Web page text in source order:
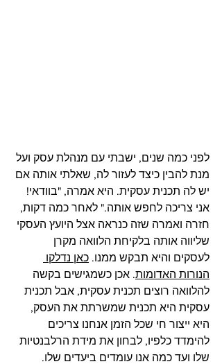
לפני כמה שנים, ישבתי עם מנהלת עסק ועל
מנת להבין כיצד לעזור לה, שאלתי אותה אם
יש לה תכנית עסקית. היא אמרה, "בוודאי!
אני צריכה לחפש אותה." לאחר כמה דקות,
חזרה ואמרה שזה כנראה אצל היועץ העסקי
שליווה אותה בלקיחת הלוואה מקרן
לעסקים והיא תבקש ממנו. כאן נדלקו
הנורות האדומות. אכן כשמגישים בקשה
להלוואה רוצים תכנית עסקית, אבל תכנית
עסקית היא תכנית שמשרתת את העסק,
היא ייצור חי שכל הזמן אנחנו צריכים
להימדד כלפיו, לבחון את מידת הרלבנטיות
שלו ועד כמה אנו עומדים ביעדים שלו.